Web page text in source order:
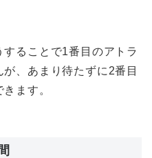
ることで1番目のアトラ
、あまり待たずに2番目
ます。